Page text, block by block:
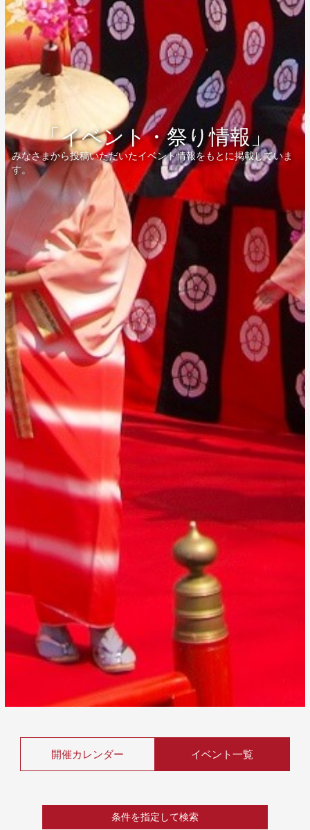
「イベント・祭り情報」
みなさまから投稿いただいたイベント情報をもとに掲載していま
す。
開催カレンダー イベント一覧
条件を指定して検索